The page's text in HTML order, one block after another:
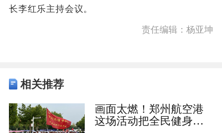
长李红乐主持会议。
责任编辑：杨亚坤
相关推荐
画面太燃！郑州航空港
这场活动把全民健身氛